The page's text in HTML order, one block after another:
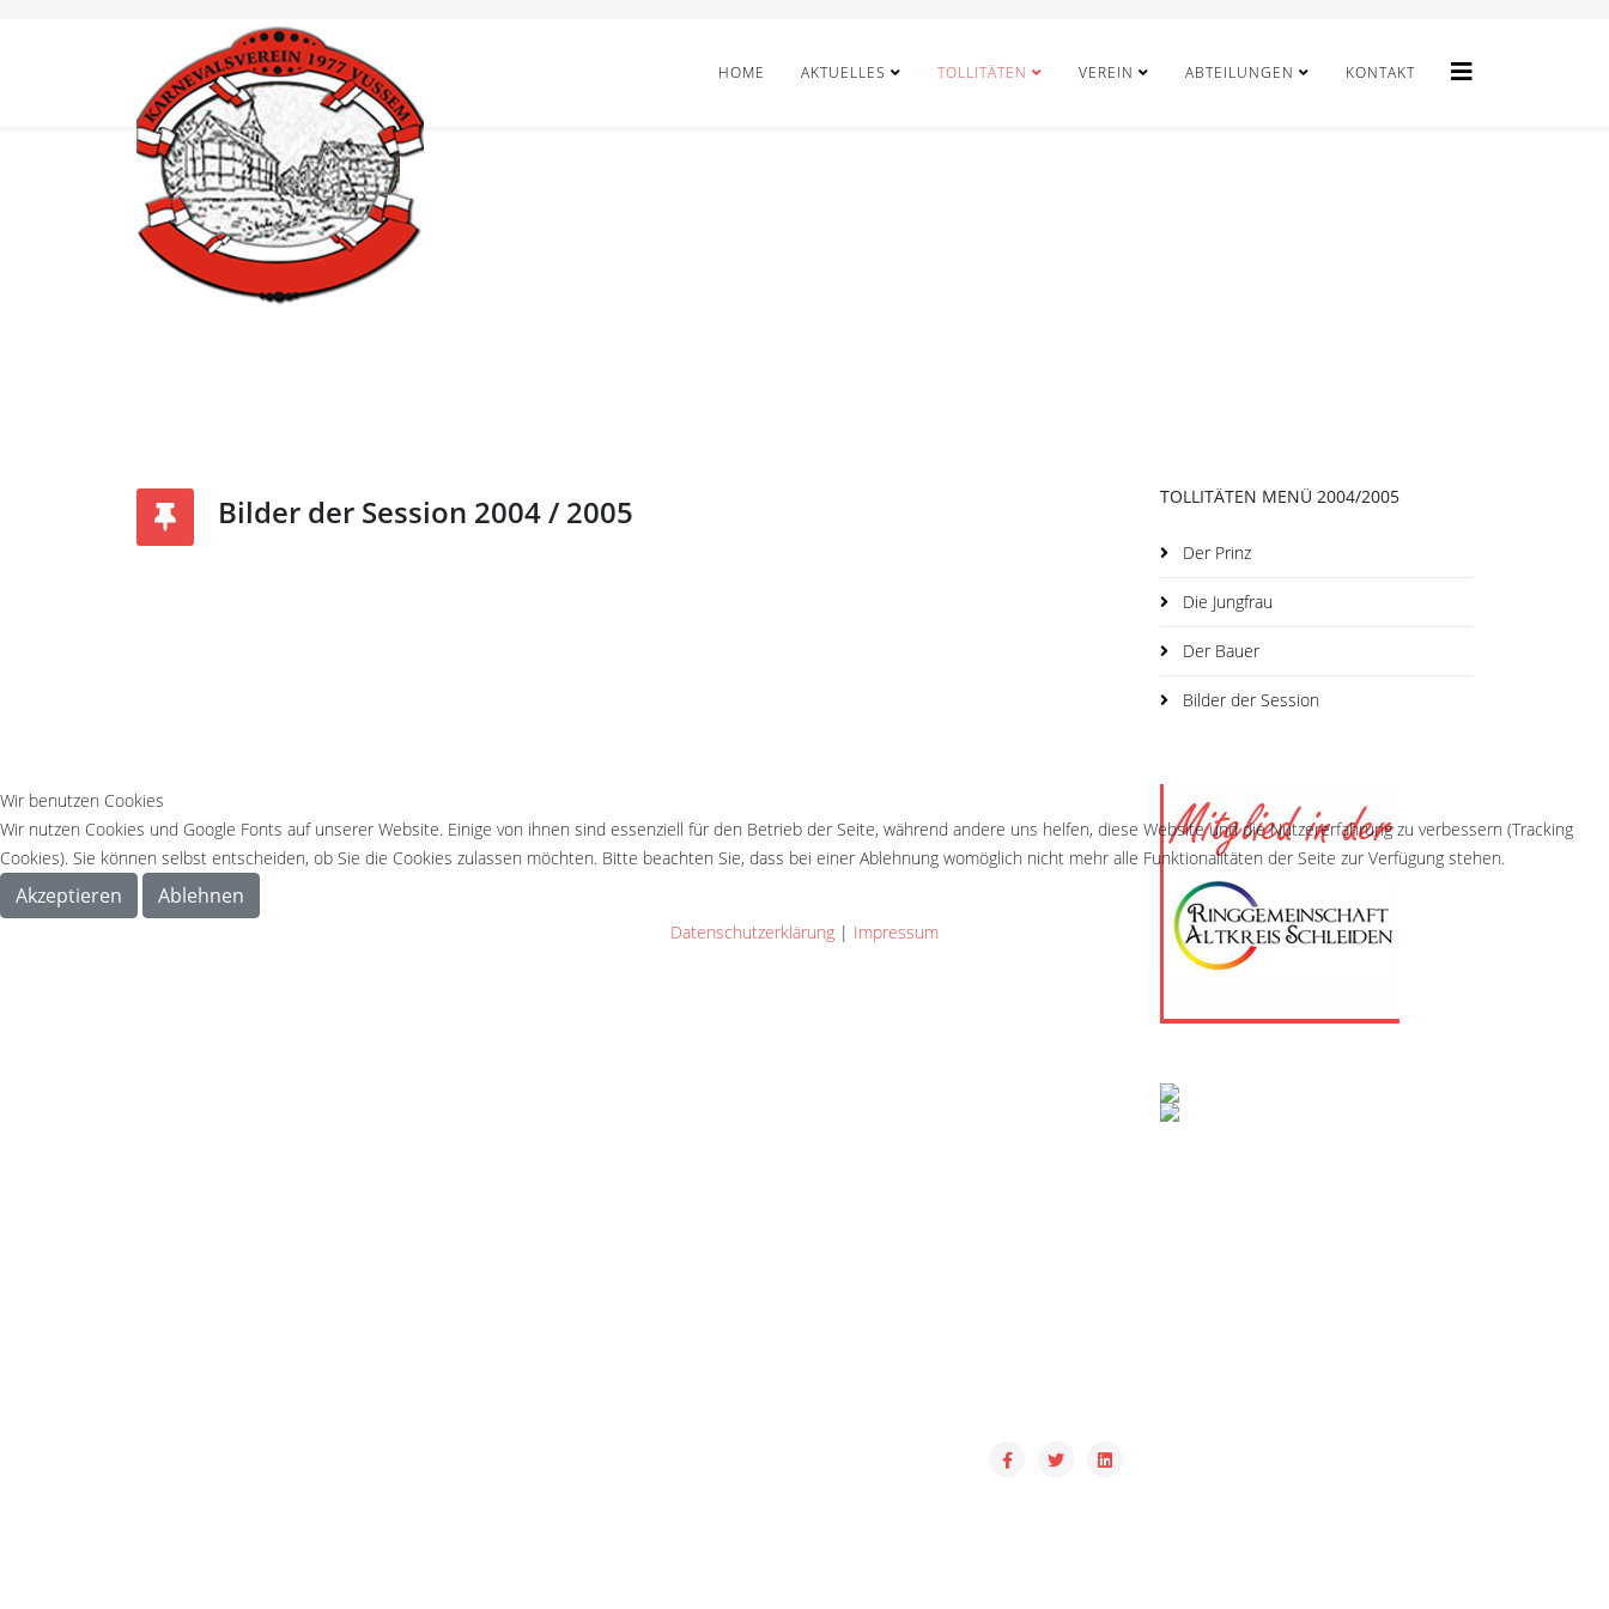
HOME AKTUELLES TOLLITÄTEN VEREIN ABTEILUNGEN KONTAKT
Bilder der Session 2004 / 2005 TOLLITÄTEN MENÜ 2004/2005
Der Prinz
Die Jungfrau
Der Bauer
Bilder der Session
Wir benutzen Cookies
Wir nutzen Cookies und Google Fonts auf unserer Website. Einige von ihnen sind essenziell für den Betrieb der Seite, während andere uns helfen, diese Website und die Nutzererfahrung zu verbessern (Tracking
Cookies). Sie können selbst entscheiden, ob Sie die Cookies zulassen möchten. Bitte beachten Sie, dass bei einer Ablehnung womöglich nicht mehr alle Funktionalitäten der Seite zur Verfügung stehen.
Akzeptieren Ablehnen
Datenschutzerklärung | Impressum